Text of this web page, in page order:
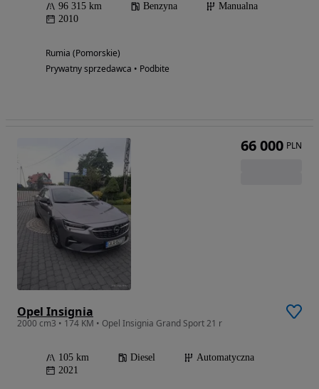
96 315 km Benzyna
Manualna
2010
Rumia (Pomorskie)
Prywatny sprzedawca • Podbite
Opel Insignia
2000 cm3 • 174 KM • Opel Insignia Grand Sport 21 r
105 km Diesel
Automatyczna
2021
66 000 PLN